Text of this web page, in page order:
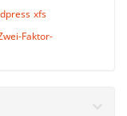
xfs
Faktor-